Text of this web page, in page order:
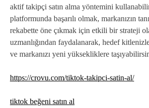
aktif takipçi satın alma yöntemini
platformunda başarılı olmak, markanızın
rekabette öne çıkmak için etkili bir strateji
uzmanlığından faydalanarak, hedef
ve markanızı yeni yüksekliklere
https://crovu.com/tiktok-takipci-satin-al/
tiktok beğeni satın al